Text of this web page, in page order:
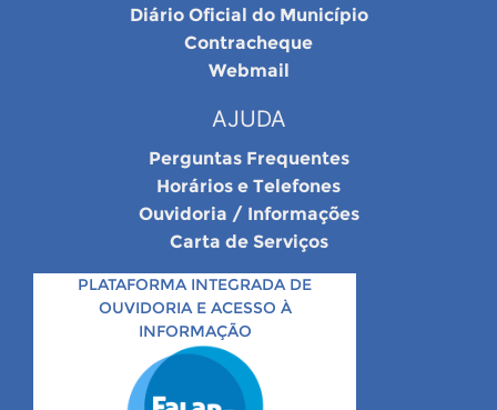
Diário Oficial do Município
Contracheque
Webmail
AJUDA
Perguntas Frequentes
Horários e Telefones
Ouvidoria / Informações
Carta de Serviços
PLATAFORMA INTEGRADA DE
OUVIDORIA E ACESSO À
INFORMAÇÃO